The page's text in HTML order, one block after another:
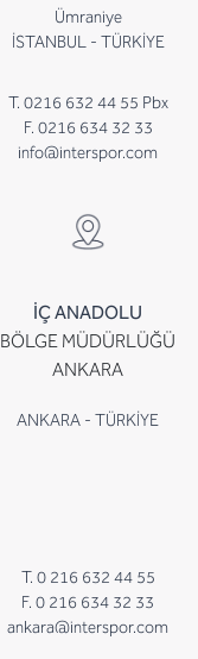
Ümraniye
İSTANBUL - TÜRKİYE
T. 0216 632 44 55 Pbx
F. 0216 634 32 33
info@interspor.com
İÇ ANADOLU
BÖLGE MÜDÜRLÜĞÜ
ANKARA
ANKARA - TÜRKİYE
T. 0 216 632 44 55
F. 0 216 634 32 33
ankara@interspor.com